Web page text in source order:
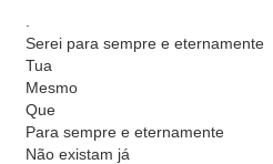
Serei para sempre e eternamente
Tua
Mesmo
Que
Para sempre e eternamente
Não existam já